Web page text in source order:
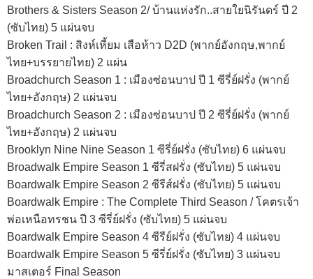
Brothers & Sisters Season 2/ บ้านแห่งรัก..สายใยนิรันดร์ ปี 2
(ซับไทย) 5 แผ่นจบ
Broken Trail : สิงห์เหี้ยม เสือห้าว D2D (พากย์อังกฤษ,พากย์
ไทย+บรรยายไทย) 2 แผ่น
Broadchurch Season 1 : เมืองซ่อนบาป ปี 1 ซีรี่ย์ฝรั่ง (พากย์
ไทย+อังกฤษ) 2 แผ่นจบ
Broadchurch Season 2 : เมืองซ่อนบาป ปี 2 ซีรี่ย์ฝรั่ง (พากย์
ไทย+อังกฤษ) 2 แผ่นจบ
Brooklyn Nine Nine Season 1 ซีรี่ย์ฝรั่ง (ซับไทย) 6 แผ่นจบ
Broadwalk Empire Season 1 ซีรี่สฝรั่ง (ซับไทย) 5 แผ่นจบ
Boardwalk Empire Season 2 ซีรีส์ฝรั่ง (ซับไทย) 5 แผ่นจบ
Boardwalk Empire : The Complete Third Season / โคตรเจ้า
พ่อเหนือทรชน ปี 3 ซีรี่ย์ฝรั่ง (ซับไทย) 5 แผ่นจบ
Boardwalk Empire Season 4 ซีรีย์ฝรั่ง (ซับไทย) 4 แผ่นจบ
Boardwalk Empire Season 5 ซีรี่ย์ฝรั่ง (ซับไทย) 3 แผ่นจบ
มาสเตอร์ Final Season